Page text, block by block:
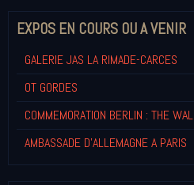
EXPOS EN COURS OU A VENIR
GALERIE JAS LA RIMADE-CARCES
OT GORDES
COMMEMORATION BERLIN : THE WAL
AMBASSADE D'ALLEMAGNE A PARIS